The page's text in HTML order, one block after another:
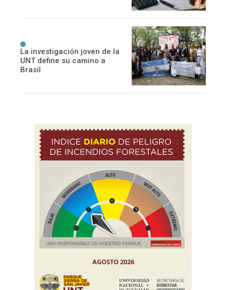
La investigación joven de la
UNT define su camino a
Brasil